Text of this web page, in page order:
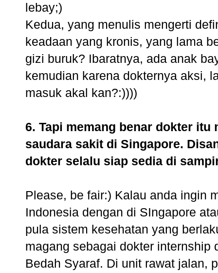
lebay;)
Kedua, yang menulis mengerti
keadaan yang kronis, yang lama
gizi buruk? Ibaratnya, ada anak
kemudian karena dokternya aksi,
masuk akal kan?:))))
6. Tapi memang benar dokter itu
saudara sakit di Singapore.
dokter selalu siap sedia di
Please, be fair:) Kalau anda ingin
Indonesia dengan di SIngapore
pula sistem kesehatan yang
magang sebagai dokter internship
Bedah Syaraf. Di unit rawat jalan,